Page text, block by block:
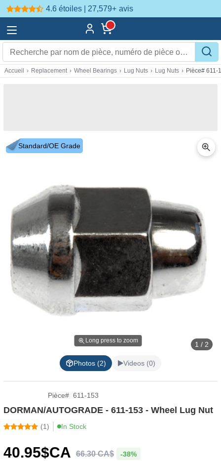
4.6 étoiles | 27,579+ avis
Accueil › Replacement › Wheel Bearings › Lug Nuts › Lug Nuts › Pièce# 611-
Standard/OE Grade
Long press to zoom 1 / 2
Photos (2) Videos (0)
Pièce# 611-153
DORMAN/AUTOGRADE - 611-153 - Wheel Lug Nut
(1) In Stock
40.95$CA 66.30CA$ -38%